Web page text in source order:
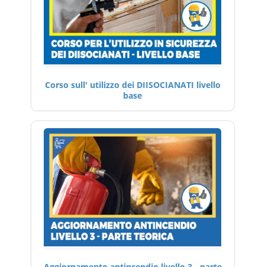
Corso sull' utilizzo dei DIISOCIANATI livello
base